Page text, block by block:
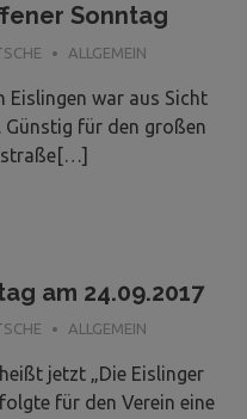
Sonntag
ALLGEMEIN
Eislingen war aus Sicht
für den großen
am 24.09.2017
ALLGEMEIN
jetzt „Die Eislinger
für den Verein eine